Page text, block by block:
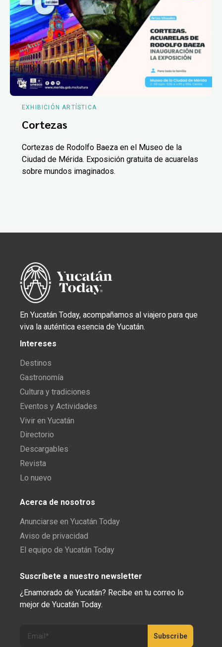
EXHIBICIÓN ARTÍSTICA
Cortezas
Cortezas de Rodolfo Baeza en el Museo de la
Ciudad de Mérida. Exposición gratuita de acuarelas
sobre mundos imaginados.
En Yucatán Today, acompañamos al viajero para que
viva la auténtica esencia de Yucatán.
Intereses
Destinos
Gastronomía
Cultura y tradiciones
Eventos y Actividades
Vivir en Yucatán
Directorio
Descargables
Revista
Lo nuevo
Acerca de nosotros
Anunciarse en Yucatán Today
Aviso de privacidad
El equipo de Yucatán Today
Suscríbete a nuestro newsletter
¿Enamorado de Yucatán? Recibe en tu correo lo
mejor de Yucatán Today.